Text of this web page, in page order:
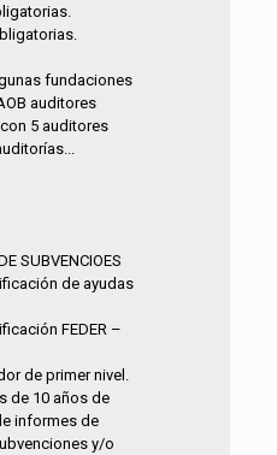
fundaciones
auditores
5 auditores
SUBVENCIOES
de ayudas
FEDER –
de primer nivel.
de 10 años de
informes de
y/o